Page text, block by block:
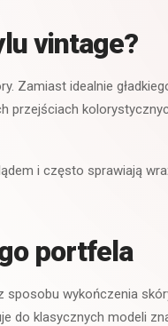
vintage?
Zamiast idealnie
przejściach
i często sprawiają
portfela
sposobu wykończenia
do klasycznych modeli